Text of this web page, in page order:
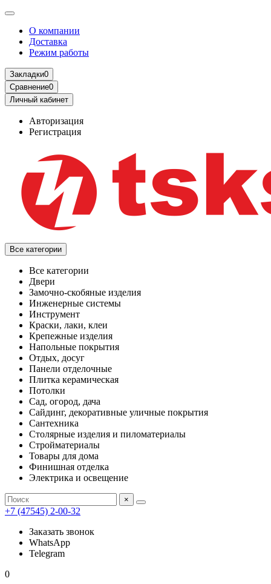
О компании
Доставка
Режим работы
Закладки0
Сравнение0
Личный кабинет
Авторизация
Регистрация
Все категории
Все категории
Двери
Замочно-скобяные изделия
Инженерные системы
Инструмент
Краски, лаки, клеи
Крепежные изделия
Напольные покрытия
Отдых, досуг
Панели отделочные
Плитка керамическая
Потолки
Сад, огород, дача
Сайдинг, декоративные уличные покрытия
Сантехника
Столярные изделия и пиломатериалы
Стройматериалы
Товары для дома
Финишная отделка
Электрика и освещение
×
+7 (47545) 2-00-32
Заказать звонок
WhatsApp
Telegram
0